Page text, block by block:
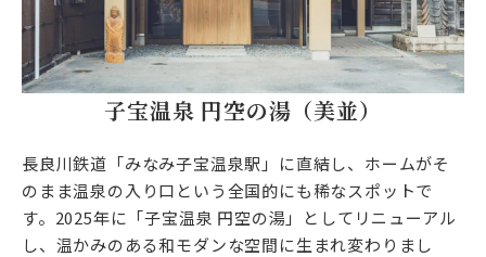
子宝温泉 円空の湯（美並）
長良川鉄道「みなみ子宝温泉駅」に直結し、ホームがそ
のまま温泉の入り口という全国的にも稀なスポットで
す。2025年に「子宝温泉 円空の湯」としてリニューアル
し、温かみのある和モダンな空間に生まれ変わりまし